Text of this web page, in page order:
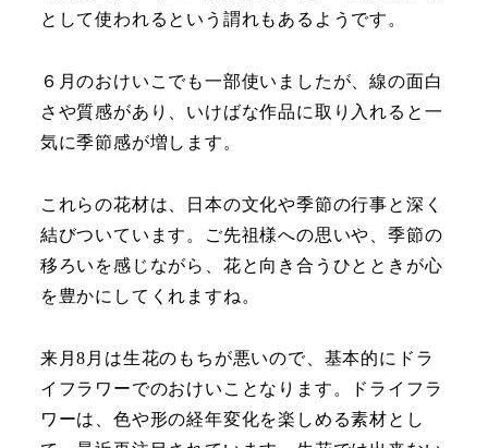
として使われるという謂れもあるようです。
６月のおけいこでも一部使いましたが、線の面白
さや質感があり、いけばな作品に取り入れると一
気に季節感が増します。
これらの花材は、日本の文化や季節の行事と深く
結びついています。ご先祖様への思いや、季節の
移ろいを感じながら、花と向き合うひとときが心
を豊かにしてくれますね。
来月8月は生花のもちが悪いので、基本的にドラ
イフラワーでのおけいことなります。ドライフラ
ワーは、色や形の経年変化を楽しめる素材とし